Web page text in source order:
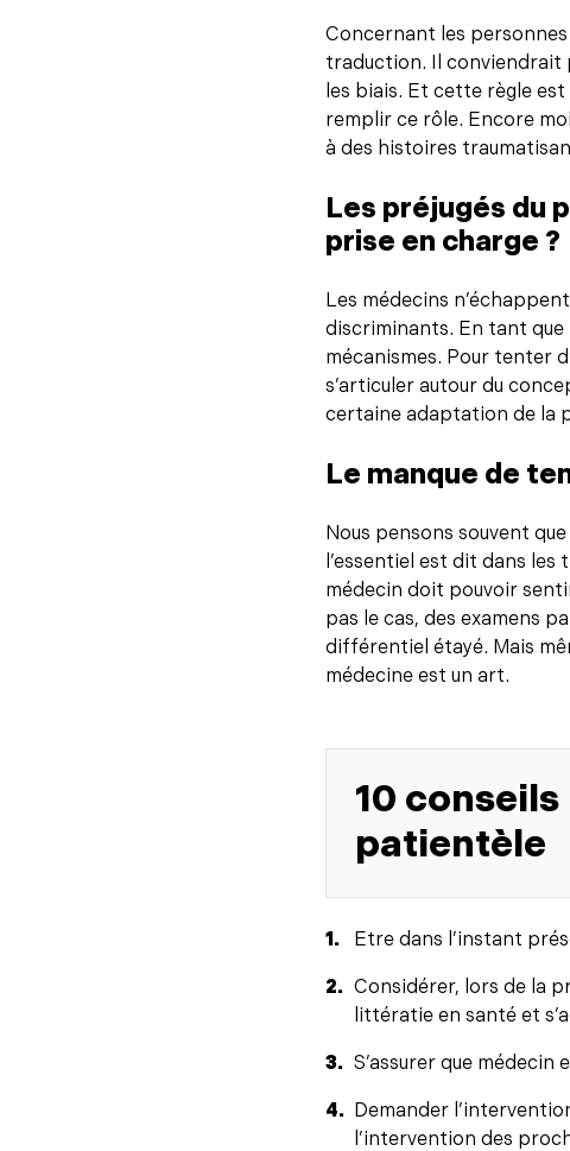
Concernant les
traduction. Il conviendrait
les biais. Et cette règle
remplir ce rôle. Encore
à des histoires
Les préjugés du
prise en charge ?
Les médecins
discriminants. En tant que
mécanismes. Pour tenter
s’articuler autour du
certaine adaptation de la
Le manque de
Nous pensons souvent
l’essentiel est dit dans les
médecin doit pouvoir
pas le cas, des examens
différentiel étayé. Mais
médecine est un art.
10
patientèle
Etre dans l’instant
Considérer, lors de la
littératie en santé et
S’assurer que
Demander
l’intervention des